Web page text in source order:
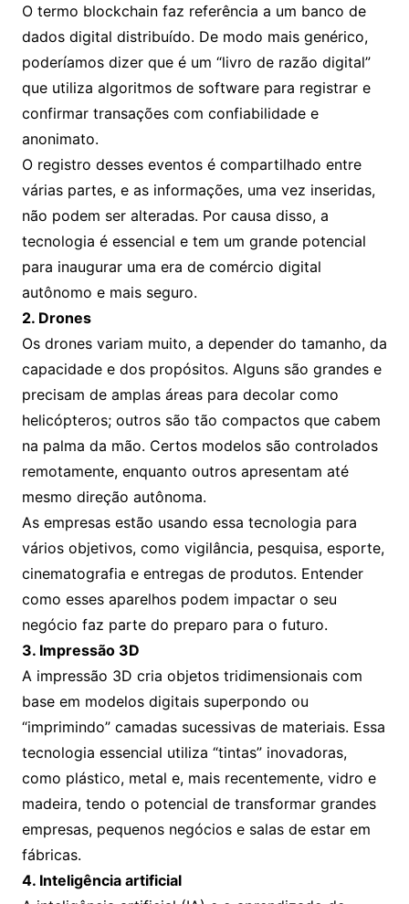
O termo blockchain faz referência a um banco de
dados digital distribuído. De modo mais genérico,
poderíamos dizer que é um “livro de razão digital”
que utiliza algoritmos de software para registrar e
confirmar transações com confiabilidade e
anonimato.
O registro desses eventos é compartilhado entre
várias partes, e as informações, uma vez inseridas,
não podem ser alteradas. Por causa disso, a
tecnologia é essencial e tem um grande potencial
para inaugurar uma era de comércio digital
autônomo e mais seguro.
2. Drones
Os drones variam muito, a depender do tamanho, da
capacidade e dos propósitos. Alguns são grandes e
precisam de amplas áreas para decolar como
helicópteros; outros são tão compactos que cabem
na palma da mão. Certos modelos são controlados
remotamente, enquanto outros apresentam até
mesmo direção autônoma.
As empresas estão usando essa tecnologia para
vários objetivos, como vigilância, pesquisa, esporte,
cinematografia e entregas de produtos. Entender
como esses aparelhos podem impactar o seu
negócio faz parte do preparo para o futuro.
3. Impressão 3D
A impressão 3D cria objetos tridimensionais com
base em modelos digitais superpondo ou
“imprimindo” camadas sucessivas de materiais. Essa
tecnologia essencial utiliza “tintas” inovadoras,
como plástico, metal e, mais recentemente, vidro e
madeira, tendo o potencial de transformar grandes
empresas, pequenos negócios e salas de estar em
fábricas.
4. Inteligência artificial